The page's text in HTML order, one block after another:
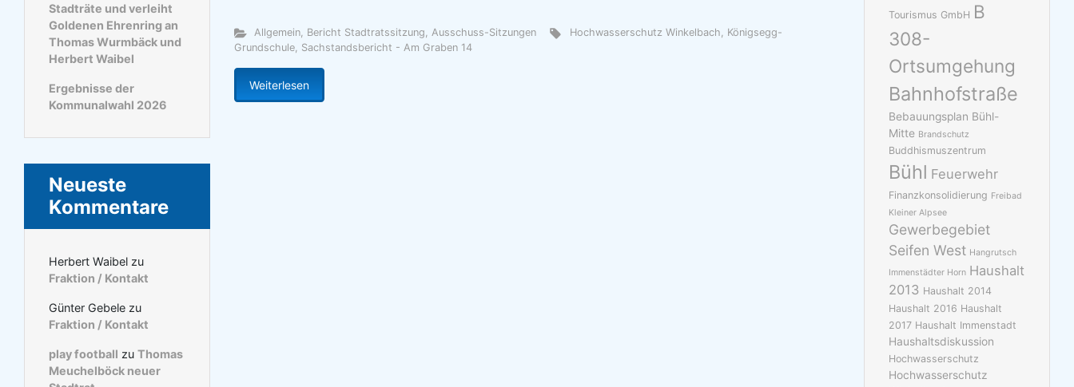
Allgemein, Bericht Stadtratssitzung, Ausschuss-Sitzungen Hochwasserschutz Winkelbach, Königsegg-
Grundschule, Sachstandsbericht - Am Graben 14
Weiterlesen
Stadträte und verleiht
Goldenen Ehrenring an
Thomas Wurmbäck und
Herbert Waibel
Ergebnisse der
Kommunalwahl 2026
Neueste
Kommentare
Herbert Waibel zu
Fraktion / Kontakt
Günter Gebele zu
Fraktion / Kontakt
play football zu Thomas
Meuchelböck neuer
Tourismus GmbH B
308-
Ortsumgehung
Bahnhofstraße
Bebauungsplan Bühl-
Mitte Brandschutz
Buddhismuszentrum
Bühl Feuerwehr
Finanzkonsolidierung Freibad
Kleiner Alpsee
Gewerbegebiet
Seifen West Hangrutsch
Immenstädter Horn Haushalt
2013 Haushalt 2014
Haushalt 2016 Haushalt
2017 Haushalt Immenstadt
Haushaltsdiskussion
Hochwasserschutz
Hochwasserschutz